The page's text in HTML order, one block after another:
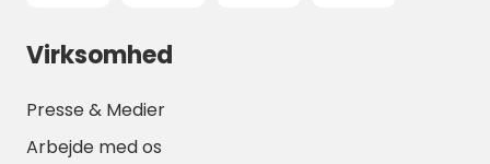
Virksomhed
Presse & Medier
Arbejde med os